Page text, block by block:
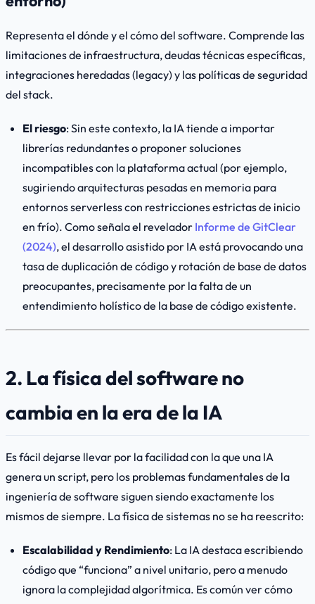
Representa el dónde y el cómodel software. Comprende las
limitaciones de infraestructura, deudas técnicas específicas,
integraciones heredadas (legacy) y las políticas de seguridad
del stack.
El riesgo: Sin este contexto, la IA tiende a importar
librerías redundantes o proponer soluciones
incompatibles con la plataforma actual (por ejemplo,
sugiriendo arquitecturas pesadas en memoria para
entornosserverlesscon restricciones estrictas de inicio
en frío). Como señala el revelador Informe de GitClear
(2024), el desarrollo asistido por IA está provocando una
tasa de duplicación de código y rotación de base de datos
preocupantes, precisamente por la falta de un
entendimiento holístico de la base de código existente.
2. La física del software no
cambia en la era de la IA
Es fácil dejarse llevar por la facilidad con la que una IA
genera un script, pero los problemas fundamentales de la
ingeniería de software siguen siendo exactamente los
mismos de siempre. La física de sistemas no se ha reescrito:
Escalabilidad y Rendimiento: La IA destaca escribiendo
código que “funciona” a nivel unitario, pero a menudo
ignora la complejidad algorítmica. Es común ver cómo